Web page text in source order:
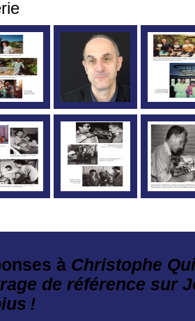
à Christophe
de référence sur
!